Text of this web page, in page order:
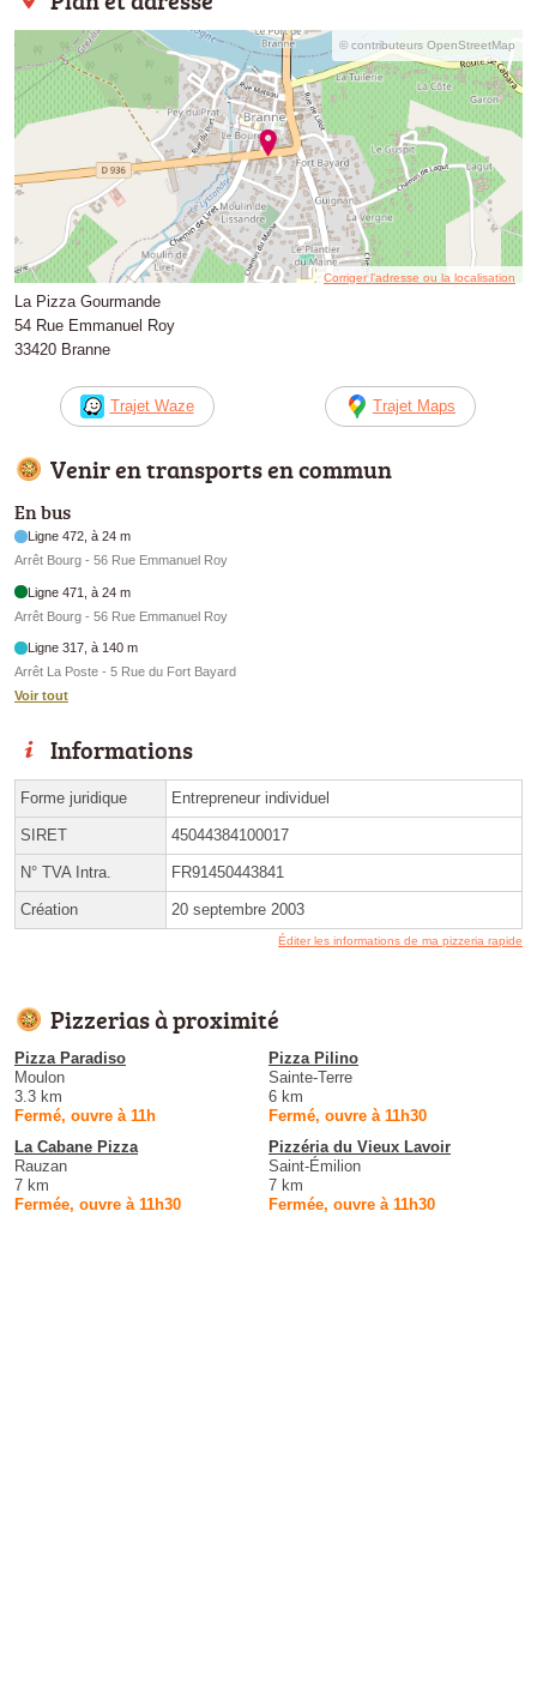
© contributeurs OpenStreetMap
Corriger l’adresse ou la localisation
La Pizza Gourmande
54 Rue Emmanuel Roy
33420 Branne
Trajet Waze Trajet Maps
Venir en transports en commun
En bus
Ligne 472, à 24 m
Arrêt Bourg - 56 Rue Emmanuel Roy
Ligne 471, à 24 m
Arrêt Bourg - 56 Rue Emmanuel Roy
Ligne 317, à 140 m
Arrêt La Poste - 5 Rue du Fort Bayard
Voir tout
Informations
Forme juridique Entrepreneur individuel
SIRET 45044384100017
N° TVA Intra. FR91450443841
Création 20 septembre 2003
Éditer les informations de ma pizzeria rapide
Pizzerias à proximité
Pizza Paradiso
Moulon
3.3 km
Fermé, ouvre à 11h
Pizza Pilino
Sainte-Terre
6 km
Fermé, ouvre à 11h30
La Cabane Pizza
Rauzan
7 km
Fermée, ouvre à 11h30
Pizzéria du Vieux Lavoir
Saint-Émilion
7 km
Fermée, ouvre à 11h30